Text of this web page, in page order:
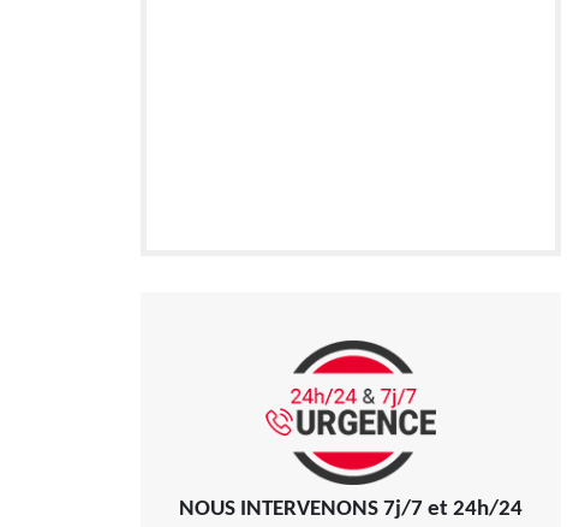
NOUS INTERVENONS 7j/7 et 24h/24